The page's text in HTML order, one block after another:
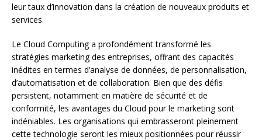
leur taux d’innovation dans la création de nouveaux produits et
services.
Le Cloud Computing a profondément transformé les
stratégies marketing des entreprises, offrant des capacités
inédites en termes d’analyse de données, de personnalisation,
d’automatisation et de collaboration. Bien que des défis
persistent, notamment en matière de sécurité et de
conformité, les avantages du Cloud pour le marketing sont
indéniables. Les organisations qui embrasseront pleinement
cette technologie seront les mieux positionnées pour réussir